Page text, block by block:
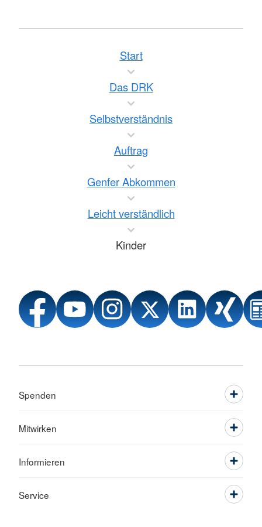
Start
Das DRK
Selbstverständnis
Auftrag
Genfer Abkommen
Leicht verständlich
Kinder
Spenden
Mitwirken
Informieren
Service